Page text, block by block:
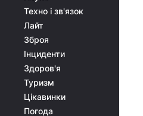
Техно і зв'язок
Лайт
Зброя
Інциденти
Здоров'я
Туризм
Цікавинки
Погода